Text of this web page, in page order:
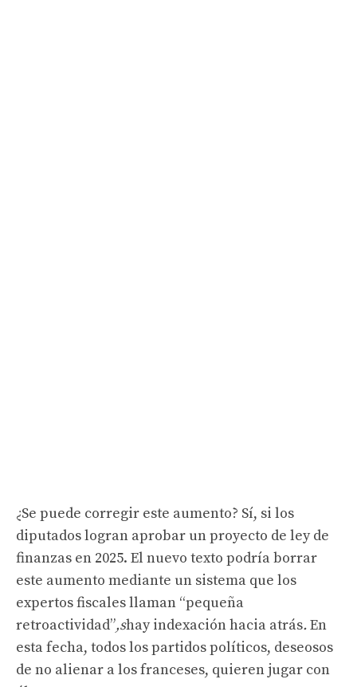
¿Se puede corregir este aumento? Sí, si los
diputados logran aprobar un proyecto de ley de
finanzas en 2025. El nuevo texto podría borrar
este aumento mediante un sistema que los
expertos fiscales llaman “pequeña
retroactividad”,shay indexación hacia atrás.En
esta fecha, todos los partidos políticos, deseosos
de no alienar a los franceses, quieren jugar con